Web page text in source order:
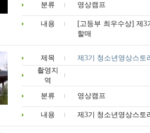
분류 영상캠프
내용
[고등부 최우수상] 제3
할매
제목
제3기 청소년영상스토
촬영지
역
분류 영상캠프
내용
제3기 청소년영상스토